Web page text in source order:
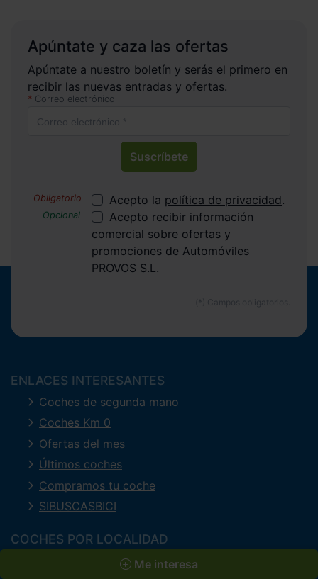
Me interesa
Apúntate y caza las ofertas
Apúntate a nuestro boletín y serás el primero en
recibir las nuevas entradas y ofertas.
Correo electrónico
Suscríbete
Acepto la política de privacidad.
Acepto recibir información
comercial sobre ofertas y
promociones de Automóviles
PROVOS S.L.
ENLACES INTERESANTES
Coches de segunda mano
Coches Km 0
Ofertas del mes
Últimos coches
Compramos tu coche
SIBUSCASBICI
COCHES POR LOCALIDAD